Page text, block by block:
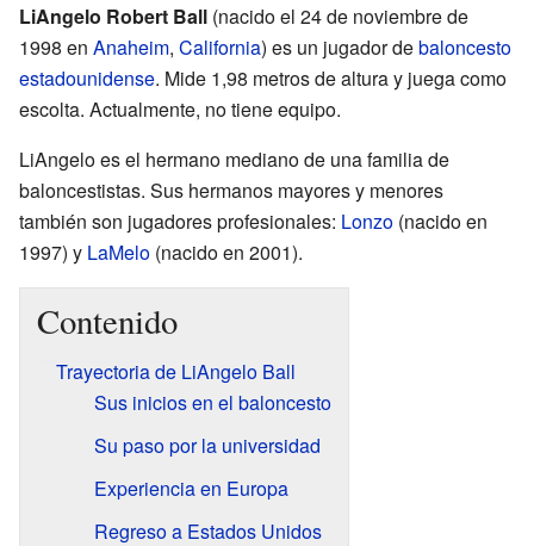
LiAngelo Robert Ball (nacido el 24 de noviembre de
1998 en Anaheim, California) es un jugador debaloncesto
estadounidense. Mide 1,98 metros de altura y juega como
escolta. Actualmente, no tiene equipo.
LiAngelo es el hermano mediano de una familia de
baloncestistas. Sus hermanos mayores y menores
también son jugadores profesionales: Lonzo (nacido en
1997) y LaMelo (nacido en 2001).
Contenido
Trayectoria de LiAngelo Ball
Sus inicios en el baloncesto
Su paso por la universidad
Experiencia en Europa
Regreso a Estados Unidos